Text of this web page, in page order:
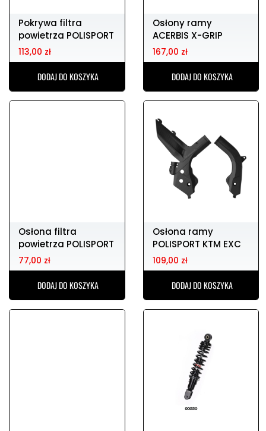
Pokrywa filtra
powietrza POLISPORT
GAS GAS MC 85
113,00 zł
DODAJ DO KOSZYKA
Osłony ramy
ACERBIS X-GRIP
HONDA crf 250 / 450
167,00 zł
DODAJ DO KOSZYKA
Osłona filtra
powietrza POLISPORT
HONDA CR 125
77,00 zł
DODAJ DO KOSZYKA
Osłona ramy
POLISPORT KTM EXC
150
109,00 zł
DODAJ DO KOSZYKA